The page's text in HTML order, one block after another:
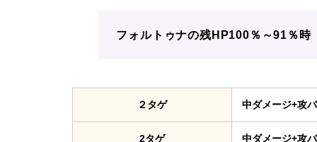
フォルトゥナの残HP100％～91％時
２タゲ 中ダメージ+攻
2タゲ 中ダメージ+攻